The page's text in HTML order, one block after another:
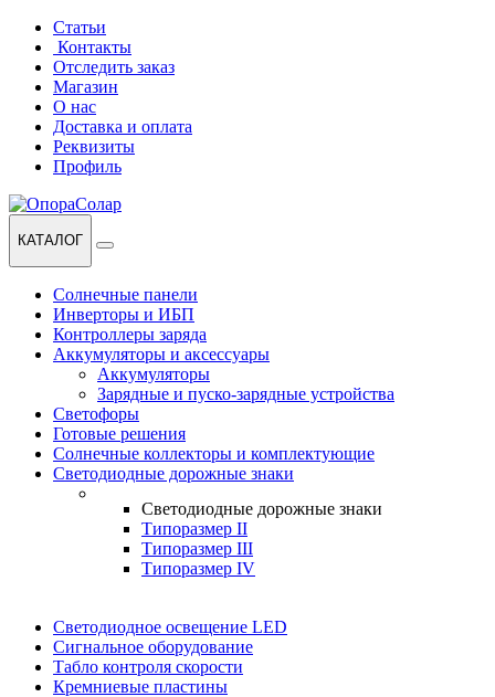
Перейти
навигации
Перейти
содержанию
Статьи
Контакты
Отследить заказ
Магазин
О нас
Доставка и оплата
Реквизиты
Профиль
КАТАЛОГ
Солнечные панели
Инверторы и ИБП
Контроллеры заряда
Аккумуляторы и аксессуары
Аккумуляторы
Зарядные и пуско-зарядные устройства
Светофоры
Готовые решения
Солнечные коллекторы и комплектующие
Светодиодные дорожные знаки
Светодиодные дорожные знаки
Типоразмер II
Типоразмер III
Типоразмер IV
Светодиодное освещение LED
Сигнальное оборудование
Табло контроля скорости
Кремниевые пластины